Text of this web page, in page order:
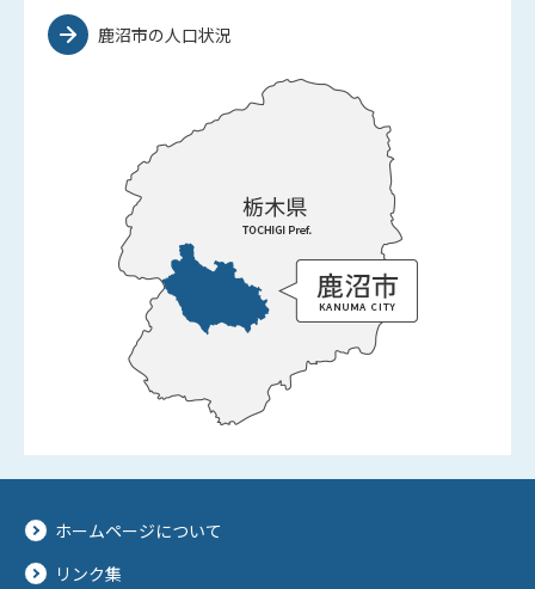
鹿沼市の人口状況
ホームページについて
リンク集